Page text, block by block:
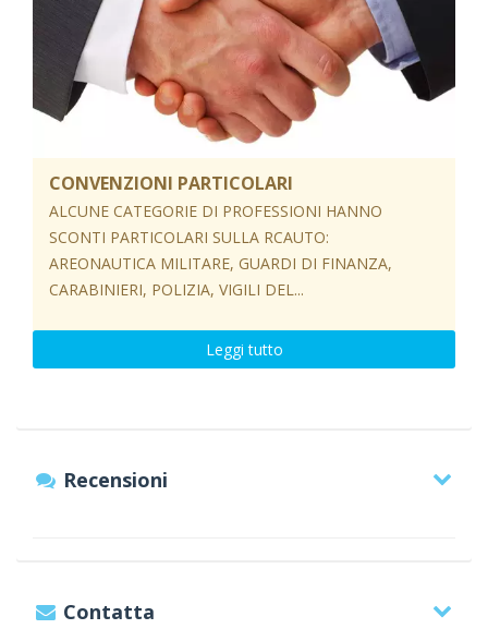
CONVENZIONI PARTICOLARI
ALCUNE CATEGORIE DI PROFESSIONI HANNO
SCONTI PARTICOLARI SULLA RCAUTO:
AREONAUTICA MILITARE, GUARDI DI FINANZA,
CARABINIERI, POLIZIA, VIGILI DEL...
Leggi tutto
Recensioni
Contatta